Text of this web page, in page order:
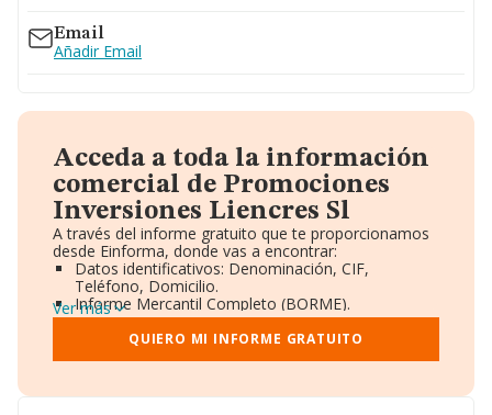
Email
Añadir Email
Acceda a toda la información
comercial de Promociones
Inversiones Liencres Sl
A través del informe gratuito que te proporcionamos
desde Einforma, donde vas a encontrar:
Datos identificativos: Denominación, CIF,
Teléfono, Domicilio.
Informe Mercantil Completo (BORME).
Gráficos de Evolución Ventas y Empleados.
Consejo de Administración y Administradores.
Directivos y Ejecutivos.
Ver más
QUIERO MI INFORME GRATUITO